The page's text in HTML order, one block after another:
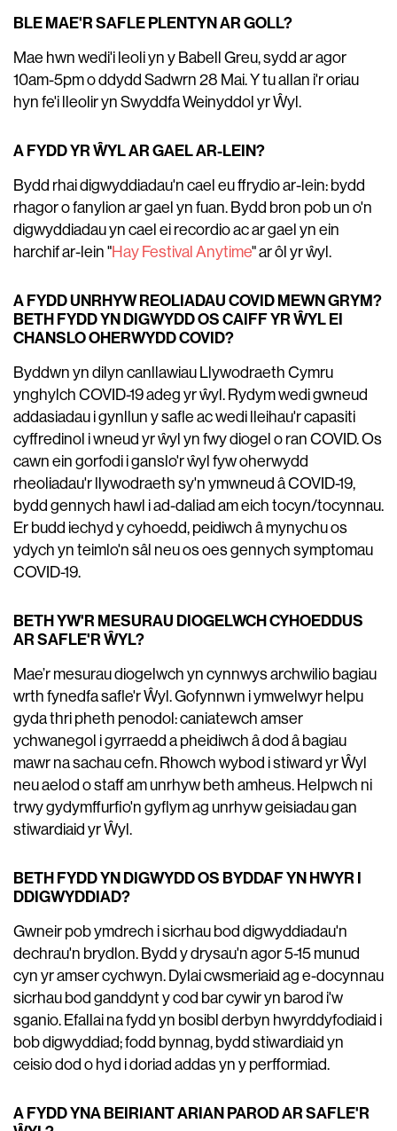
BLE MAE'R SAFLE PLENTYN AR GOLL?
Mae hwn wedi'i leoli yn y Babell Greu, sydd ar agor
10am-5pm o ddydd Sadwrn 28 Mai. Y tu allan i'r oriau
hyn fe'i lleolir yn Swyddfa Weinyddol yr Ŵyl.
A FYDD YR ŴYL AR GAEL AR-LEIN?
Bydd rhai digwyddiadau'n cael eu ffrydio ar-lein: bydd
rhagor o fanylion ar gael yn fuan. Bydd bron pob un o'n
digwyddiadau yn cael ei recordio ac ar gael yn ein
harchif ar-lein "Hay Festival Anytime" ar ôl yr ŵyl.
A FYDD UNRHYW REOLIADAU COVID MEWN GRYM?
BETH FYDD YN DIGWYDD OS CAIFF YR ŴYL EI
CHANSLO OHERWYDD COVID?
Byddwn yn dilyn canllawiau Llywodraeth Cymru
ynghylch COVID-19 adeg yr ŵyl. Rydym wedi gwneud
addasiadau i gynllun y safle ac wedi lleihau'r capasiti
cyffredinol i wneud yr ŵyl yn fwy diogel o ran COVID. Os
cawn ein gorfodi i ganslo'r ŵyl fyw oherwydd
rheoliadau'r llywodraeth sy'n ymwneud â COVID-19,
bydd gennych hawl i ad-daliad am eich tocyn/tocynnau.
Er budd iechyd y cyhoedd, peidiwch â mynychu os
ydych yn teimlo'n sâl neu os oes gennych symptomau
COVID-19.
BETH YW'R MESURAU DIOGELWCH CYHOEDDUS
AR SAFLE'R ŴYL?
Mae’r mesurau diogelwch yn cynnwys archwilio bagiau
wrth fynedfa safle'r Ŵyl. Gofynnwn i ymwelwyr helpu
gyda thri pheth penodol: caniatewch amser
ychwanegol i gyrraedd a pheidiwch â dod â bagiau
mawr na sachau cefn. Rhowch wybod i stiward yr Ŵyl
neu aelod o staff am unrhyw beth amheus. Helpwch ni
trwy gydymffurfio'n gyflym ag unrhyw geisiadau gan
stiwardiaid yr Ŵyl.
BETH FYDD YN DIGWYDD OS BYDDAF YN HWYR I
DDIGWYDDIAD?
Gwneir pob ymdrech i sicrhau bod digwyddiadau'n
dechrau'n brydlon. Bydd y drysau'n agor 5-15 munud
cyn yr amser cychwyn. Dylai cwsmeriaid ag e-docynnau
sicrhau bod ganddynt y cod bar cywir yn barod i'w
sganio. Efallai na fydd yn bosibl derbyn hwyrddyfodiaid i
bob digwyddiad; fodd bynnag, bydd stiwardiaid yn
ceisio dod o hyd i doriad addas yn y perfformiad.
A FYDD YNA BEIRIANT ARIAN PAROD AR SAFLE'R